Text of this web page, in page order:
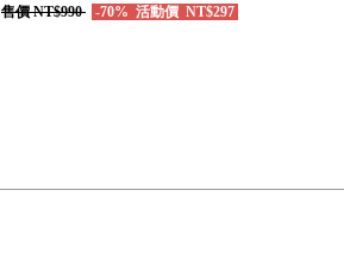
售價NT$990 -70% 活動價 NT$297